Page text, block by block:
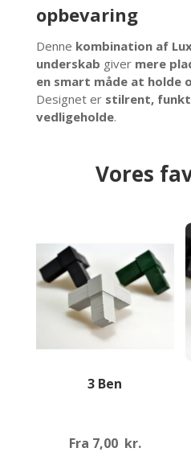
opbevaring
Denne kombination af
underskab giver mere
en smart måde at holde
Designet er stilrent,
vedligeholde.
Vores
3 Ben
Fra 7,00 kr.